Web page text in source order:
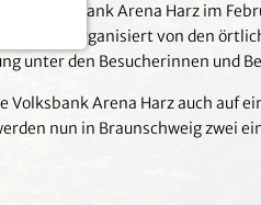
die Volksbank Arena Harz im
(organisiert von den
unter den Besucherinnen und
Volksbank Arena Harz auch auf
nun in Braunschweig zwei